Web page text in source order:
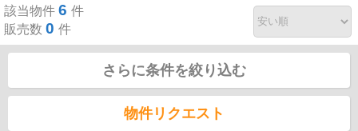
該当物件 6 件
販売数 0 件
さらに条件を絞り込む
物件リクエスト